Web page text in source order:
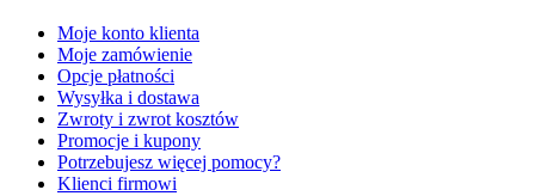
Moje konto klienta
Moje zamówienie
Opcje płatności
Wysyłka i dostawa
Zwroty i zwrot kosztów
Promocje i kupony
Potrzebujesz więcej pomocy?
Klienci firmowi